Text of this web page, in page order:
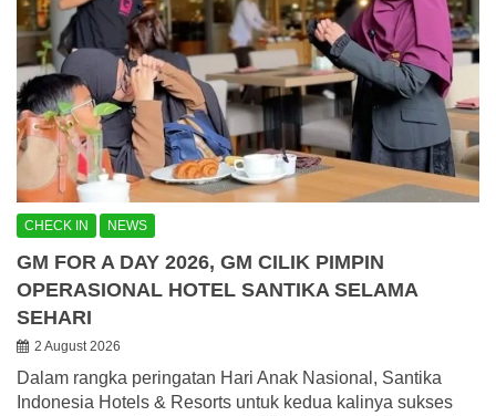
CHECK IN NEWS
GM FOR A DAY 2026, GM CILIK PIMPIN
OPERASIONAL HOTEL SANTIKA SELAMA
SEHARI
2 August 2026
Dalam rangka peringatan Hari Anak Nasional, Santika
Indonesia Hotels & Resorts untuk kedua kalinya sukses